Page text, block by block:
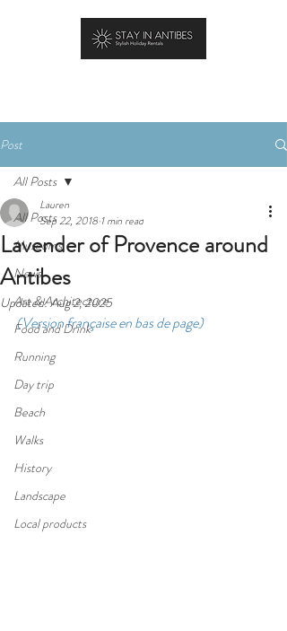
Post
All Posts
Museums
News
Art & Architecture
Food and Drink
Running
Day trip
Beach
Walks
History
Landscape
Local products
All Posts
Lavender of Provence around
Antibes
Lauren
Sep 22, 2018 1 min read
Updated:Aug 2, 2025
(Version française en bas de page)